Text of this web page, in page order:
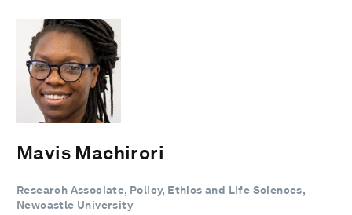
Mavis Machirori
Research Associate, Policy, Ethics and Life Sciences,
Newcastle University